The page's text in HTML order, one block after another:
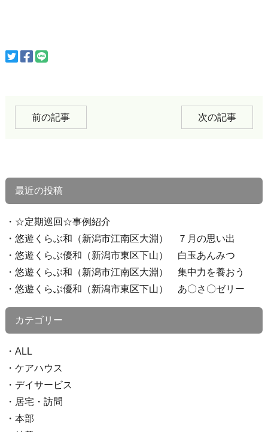
前の記事 次の記事
最近の投稿
☆定期巡回☆事例紹介
悠遊くらぶ和（新潟市江南区大淵） ７月の思い出
悠遊くらぶ優和（新潟市東区下山） 白玉あんみつ
悠遊くらぶ和（新潟市江南区大淵） 集中力を養おう
悠遊くらぶ優和（新潟市東区下山） あ〇さ〇ゼリー
カテゴリー
ALL
ケアハウス
デイサービス
居宅・訪問
本部